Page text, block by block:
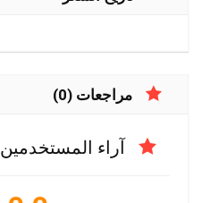
مراجعات (0)
آراء المستخدمين